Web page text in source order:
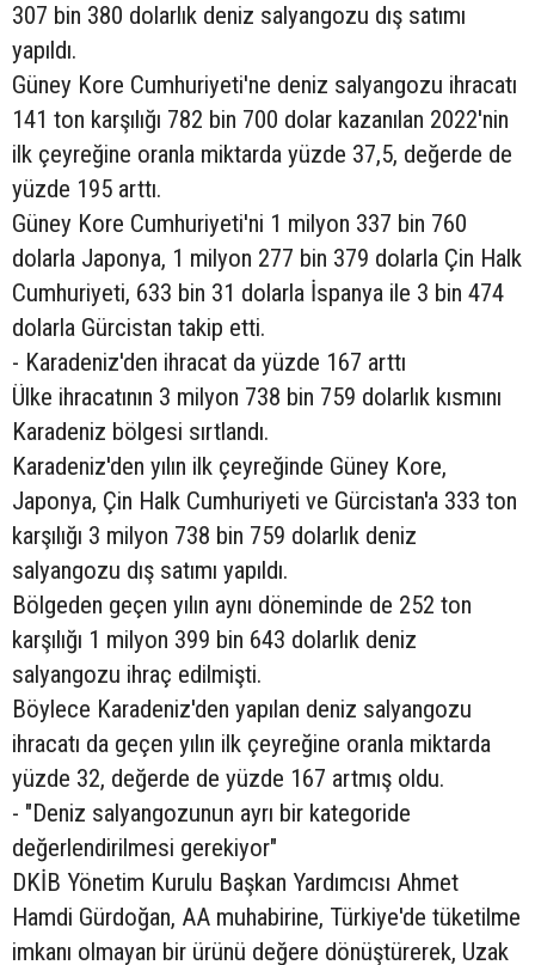
307 bin 380 dolarlık deniz salyangozu dış satımı
yapıldı.
Güney Kore Cumhuriyeti'ne deniz salyangozu ihracatı
141 ton karşılığı 782 bin 700 dolar kazanılan 2022'nin
ilk çeyreğine oranla miktarda yüzde 37,5, değerde de
yüzde 195 arttı.
Güney Kore Cumhuriyeti'ni 1 milyon 337 bin 760
dolarla Japonya, 1 milyon 277 bin 379 dolarla Çin Halk
Cumhuriyeti, 633 bin 31 dolarla İspanya ile 3 bin 474
dolarla Gürcistan takip etti.
- Karadeniz'den ihracat da yüzde 167 arttı
Ülke ihracatının 3 milyon 738 bin 759 dolarlık kısmını
Karadeniz bölgesi sırtlandı.
Karadeniz'den yılın ilk çeyreğinde Güney Kore,
Japonya, Çin Halk Cumhuriyeti ve Gürcistan'a 333 ton
karşılığı 3 milyon 738 bin 759 dolarlık deniz
salyangozu dış satımı yapıldı.
Bölgeden geçen yılın aynı döneminde de 252 ton
karşılığı 1 milyon 399 bin 643 dolarlık deniz
salyangozu ihraç edilmişti.
Böylece Karadeniz'den yapılan deniz salyangozu
ihracatı da geçen yılın ilk çeyreğine oranla miktarda
yüzde 32, değerde de yüzde 167 artmış oldu.
- "Deniz salyangozunun ayrı bir kategoride
değerlendirilmesi gerekiyor"
DKİB Yönetim Kurulu Başkan Yardımcısı Ahmet
Hamdi Gürdoğan, AA muhabirine, Türkiye'de tüketilme
imkanı olmayan bir ürünü değere dönüştürerek, Uzak